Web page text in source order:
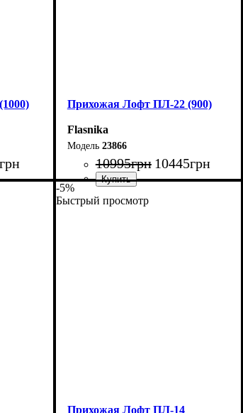
грн
Прихожая Лофт ПЛ-22 (900)
Flasnika
23866
10995грн 10445грн
-5%
Быстрый просмотр
Прихожая Лофт ПЛ-14